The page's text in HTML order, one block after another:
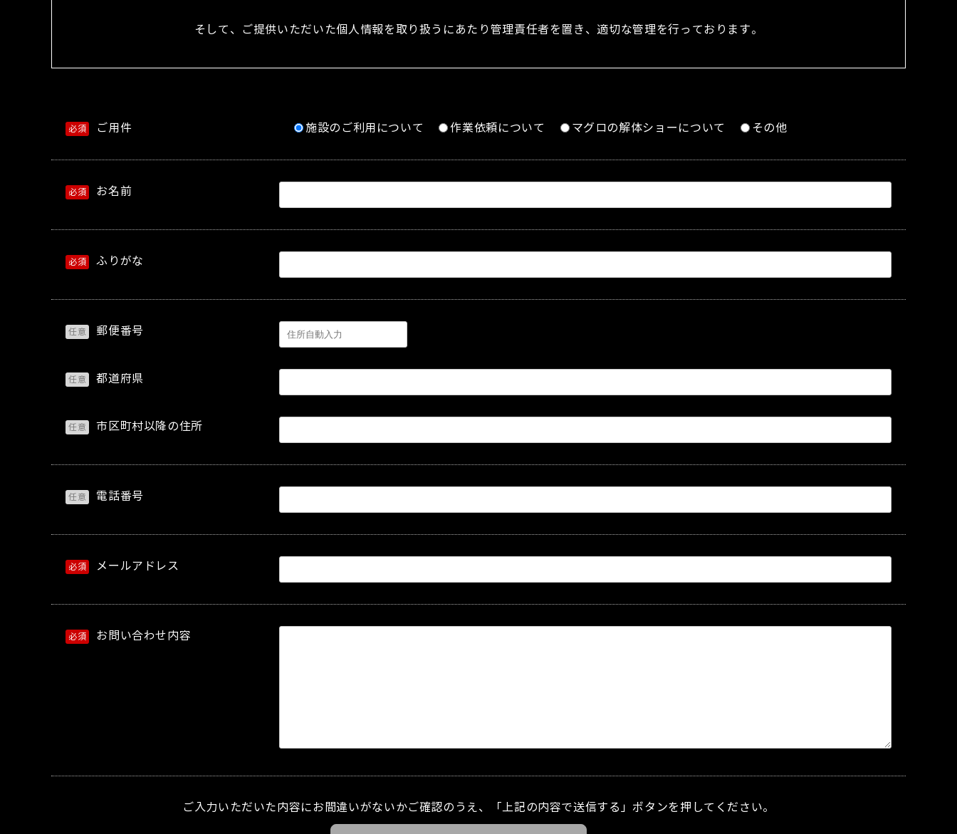
そして、ご提供いただいた個人情報を取り扱うにあたり管理責任者を置き、適切な管理を行っております。
必須 ご用件 施設のご利用について 作業依頼について マグロの解体ショーについて その他
必須 お名前
必須 ふりがな
任意 郵便番号
任意 都道府県
任意 市区町村以降の住所
任意 電話番号
必須 メールアドレス
必須 お問い合わせ内容
ご入力いただいた内容にお間違いがないかご確認のうえ、「上記の内容で送信する」ボタンを押してください。